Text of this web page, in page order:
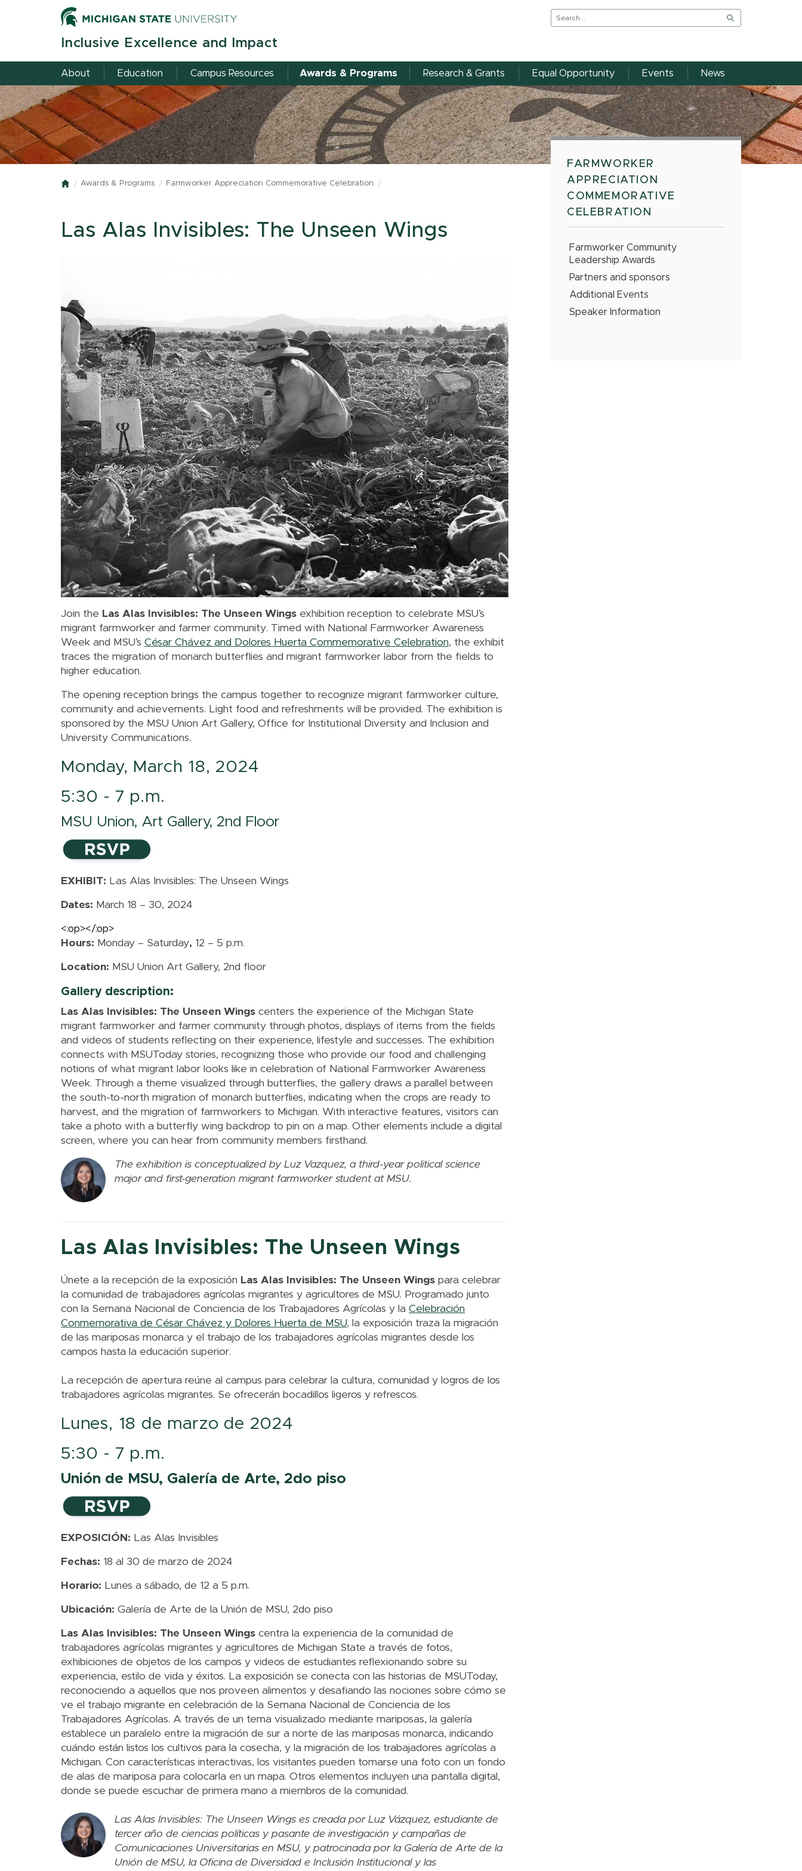
Inclusive Excellence and Impact
About Education Campus Resources Awards & Programs Research & Grants Equal Opportunity Events News
Home
Awards & Programs Farmworker Appreciation Commemorative Celebration
Las Alas Invisibles: The Unseen Wings
Join the Las Alas Invisibles: The Unseen Wings exhibition reception to celebrate MSU’s
migrant farmworker and farmer community. Timed with National Farmworker Awareness
Week and MSU’s César Chávez and Dolores Huerta Commemorative Celebration, the exhibit
traces the migration of monarch butterflies and migrant farmworker labor from the fields to
higher education.
The opening reception brings the campus together to recognize migrant farmworker culture,
community and achievements. Light food and refreshments will be provided. The exhibition is
sponsored by the MSU Union Art Gallery, Office for Institutional Diversity and Inclusion and
University Communications.
Monday, March 18, 2024
5:30 - 7 p.m.
MSU Union, Art Gallery, 2nd Floor
EXHIBIT: Las Alas Invisibles: The Unseen Wings
Dates: March 18 – 30, 2024
<:op></:op>
Hours: Monday – Saturday, 12 – 5 p.m.
Location: MSU Union Art Gallery, 2nd floor
Gallery description:
Las Alas Invisibles: The Unseen Wings centers the experience of the Michigan State
migrant farmworker and farmer community through photos, displays of items from the fields
and videos of students reflecting on their experience, lifestyle and successes. The exhibition
connects with MSUToday stories, recognizing those who provide our food and challenging
notions of what migrant labor looks like in celebration of National Farmworker Awareness
Week. Through a theme visualized through butterflies, the gallery draws a parallel between
the south-to-north migration of monarch butterflies, indicating when the crops are ready to
harvest, and the migration of farmworkers to Michigan. With interactive features, visitors can
take a photo with a butterfly wing backdrop to pin on a map. Other elements include a digital
screen, where you can hear from community members firsthand.
The exhibition is conceptualized by Luz Vazquez, a third-year political science
major and first-generation migrant farmworker student at MSU.
Las Alas Invisibles: The Unseen Wings
Únete a la recepción de la exposición Las Alas Invisibles: The Unseen Wings para celebrar
la comunidad de trabajadores agrícolas migrantes y agricultores de MSU. Programado junto
con la Semana Nacional de Conciencia de los Trabajadores Agrícolas y la Celebración
Conmemorativa de César Chávez y Dolores Huerta de MSU, la exposición traza la migración
de las mariposas monarca y el trabajo de los trabajadores agrícolas migrantes desde los
campos hasta la educación superior.
La recepción de apertura reúne al campus para celebrar la cultura, comunidad y logros de los
trabajadores agrícolas migrantes. Se ofrecerán bocadillos ligeros y refrescos.
Lunes, 18 de marzo de 2024
5:30 - 7 p.m.
Unión de MSU, Galería de Arte, 2do piso
EXPOSICIÓN: Las Alas Invisibles
Fechas: 18 al 30 de marzo de 2024
Horario: Lunes a sábado, de 12 a 5 p.m.
Ubicación: Galería de Arte de la Unión de MSU, 2do piso
Las Alas Invisibles: The Unseen Wings centra la experiencia de la comunidad de
trabajadores agrícolas migrantes y agricultores de Michigan State a través de fotos,
exhibiciones de objetos de los campos y videos de estudiantes reflexionando sobre su
experiencia, estilo de vida y éxitos. La exposición se conecta con las historias de MSUToday,
reconociendo a aquellos que nos proveen alimentos y desafiando las nociones sobre cómo se
ve el trabajo migrante en celebración de la Semana Nacional de Conciencia de los
Trabajadores Agrícolas. A través de un tema visualizado mediante mariposas, la galería
establece un paralelo entre la migración de sur a norte de las mariposas monarca, indicando
cuándo están listos los cultivos para la cosecha, y la migración de los trabajadores agrícolas a
Michigan. Con características interactivas, los visitantes pueden tomarse una foto con un fondo
de alas de mariposa para colocarla en un mapa. Otros elementos incluyen una pantalla digital,
donde se puede escuchar de primera mano a miembros de la comunidad.
Las Alas Invisibles: The Unseen Wings es creada por Luz Vázquez, estudiante de
tercer año de ciencias políticas y pasante de investigación y campañas de
Comunicaciones Universitarias en MSU, y patrocinada por la Galería de Arte de la
Unión de MSU, la Oficina de Diversidad e Inclusión Institucional y las
FARMWORKER
APPRECIATION
COMMEMORATIVE
CELEBRATION
Farmworker Community
Leadership Awards
Partners and sponsors
Additional Events
Speaker Information